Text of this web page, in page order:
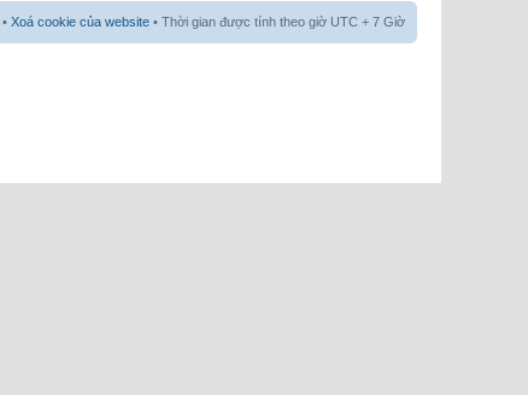
• Xoá cookie của website • Thời gian được tính theo giờ UTC + 7 Giờ